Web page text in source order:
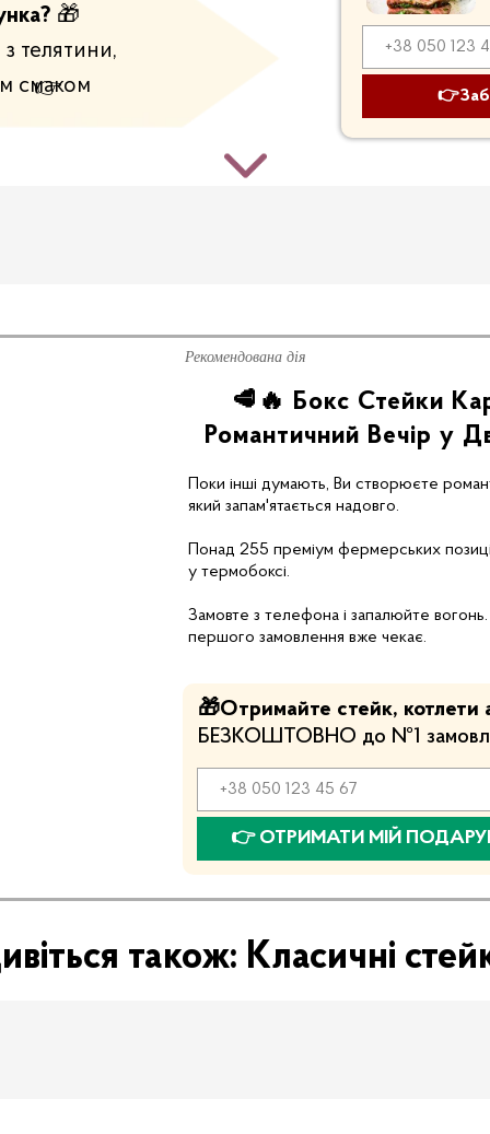
👉
🎁
телятини,
смаком
Рекомендована дія
🥩🔥 Бокс Стейки
Романтичний Вечір у
Поки інші думають, Ви створюєте
який запам'ятається надовго.
Понад 255 преміум фермерських
у термобоксі.
Замовте з телефона і запалюйте
першого замовлення вже чекає.
👉 ОТРИМАТИ МІЙ
🎁Отримайте стейк, котлети
БЕЗКОШТОВНО до №1
також: Класичні